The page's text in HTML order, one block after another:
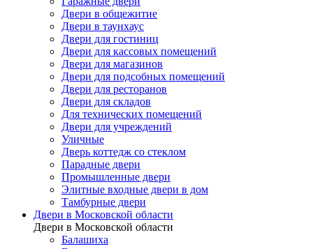
Двери в общежитие
Двери в таунхаус
Двери для гостиниц
Двери для кассовых помещений
Двери для магазинов
Двери для подсобных помещений
Двери для ресторанов
Двери для складов
Для технических помещений
Двери для учреждений
Уличные
Дверь коттедж со стеклом
Парадные двери
Промышленные двери
Элитные входные двери в дом
Тамбурные двери
Двери в Московской области
Двери в Московской области
Балашиха